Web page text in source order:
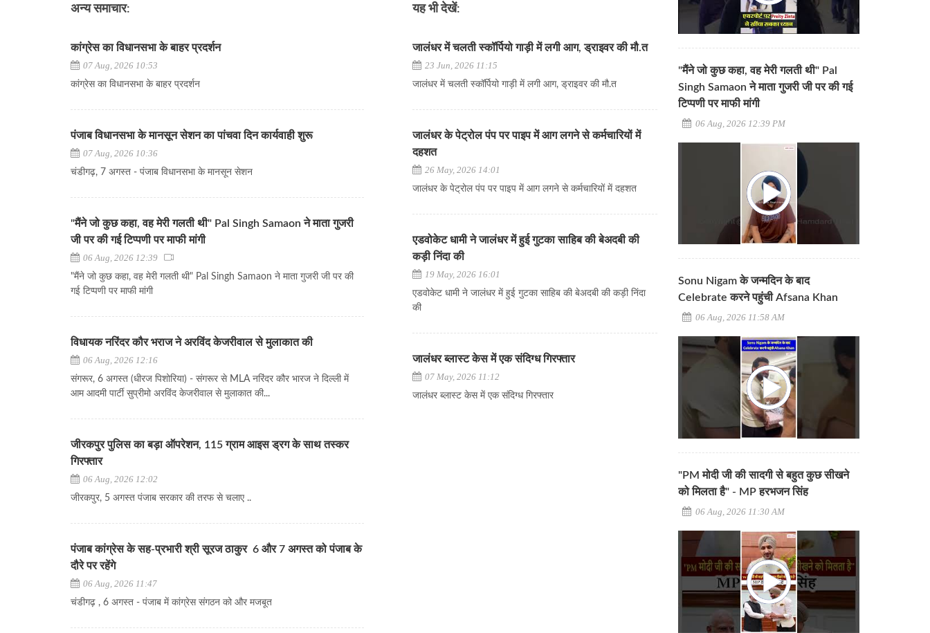
अन्य समाचार:
कांग्रेस का विधानसभा के बाहर प्रदर्शन
07 Aug, 2026 10:53
कांग्रेस का विधानसभा के बाहर प्रदर्शन
पंजाब विधानसभा के मानसून सेशन का पांचवा दिन कार्यवाही शुरू
07 Aug, 2026 10:36
चंडीगढ़, 7 अगस्त - पंजाब विधानसभा के मानसून सेशन
"मैंने जो कुछ कहा, वह मेरी गलती थी" Pal Singh Samaon ने माता गुजरी
जी पर की गई टिप्पणी पर माफी मांगी
06 Aug, 2026 12:39
"मैंने जो कुछ कहा, वह मेरी गलती थी" Pal Singh Samaon ने माता गुजरी जी पर की
गई टिप्पणी पर माफी मांगी
विधायक नरिंदर कौर भराज ने अरविंद केजरीवाल से मुलाकात की
06 Aug, 2026 12:16
संगरूर, 6 अगस्त (धीरज पिशोरिया) - संगरूर से MLA नरिंदर कौर भारज ने दिल्ली में
आम आदमी पार्टी सुप्रीमो अरविंद केजरीवाल से मुलाकात की...
जीरकपुर पुलिस का बड़ा ऑपरेशन, 115 ग्राम आइस ड्रग के साथ तस्कर
गिरफ्तार
06 Aug, 2026 12:02
जीरकपुर, 5 अगस्त पंजाब सरकार की तरफ से चलाए ..
पंजाब कांग्रेस के सह-प्रभारी श्री सूरज ठाकुर 6 और 7 अगस्त को पंजाब के
दौरे पर रहेंगे
06 Aug, 2026 11:47
चंडीगढ़ , 6 अगस्त - पंजाब में कांग्रेस संगठन को और मजबूत
यह भी देखें:
जालंधर में चलती स्कॉर्पियो गाड़ी में लगी आग, ड्राइवर की मौ.त
23 Jun, 2026 11:15
जालंधर में चलती स्कॉर्पियो गाड़ी में लगी आग, ड्राइवर की मौ.त
जालंधर के पेट्रोल पंप पर पाइप में आग लगने से कर्मचारियों में
दहशत
26 May, 2026 14:01
जालंधर के पेट्रोल पंप पर पाइप में आग लगने से कर्मचारियों में दहशत
एडवोकेट धामी ने जालंधर में हुई गुटका साहिब की बेअदबी की
कड़ी निंदा की
19 May, 2026 16:01
एडवोकेट धामी ने जालंधर में हुई गुटका साहिब की बेअदबी की कड़ी निंदा
की
जालंधर ब्लास्ट केस में एक संदिग्ध गिरफ्तार
07 May, 2026 11:12
जालंधर ब्लास्ट केस में एक संदिग्ध गिरफ्तार
"मैंने जो कुछ कहा, वह मेरी गलती थी" Pal
Singh Samaon ने माता गुजरी जी पर की गई
टिप्पणी पर माफी मांगी
06 Aug, 2026 12:39 PM
Sonu Nigam के जन्मदिन के बाद
Celebrate करने पहुंची Afsana Khan
06 Aug, 2026 11:58 AM
"PM मोदी जी की सादगी से बहुत कुछ सीखने
को मिलता है" - MP हरभजन सिंह
06 Aug, 2026 11:30 AM